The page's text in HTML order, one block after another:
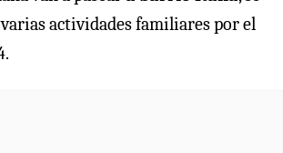
actividades familiares por el